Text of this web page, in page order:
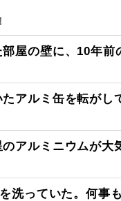
屋の壁に、10年
アルミ缶を転がし
アルミニウムが大
洗っていた。何